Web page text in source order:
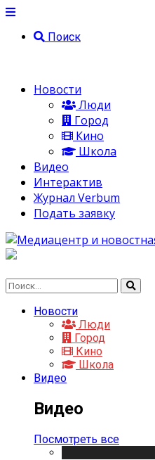
Поиск
Новости
Люди
Город
Кино
Школа
Видео
Интерактив
Журнал Verbum
Подать заявку
Новости
Люди
Город
Кино
Школа
Видео
Видео
Посмотреть все